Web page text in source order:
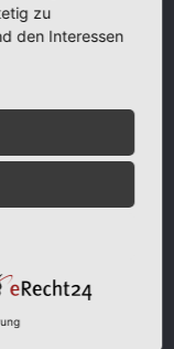
zu
den Interessen